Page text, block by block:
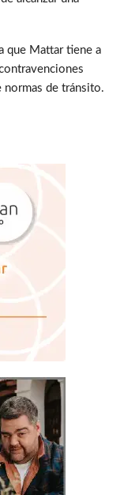
que Mattar tiene a
normas de tránsito.